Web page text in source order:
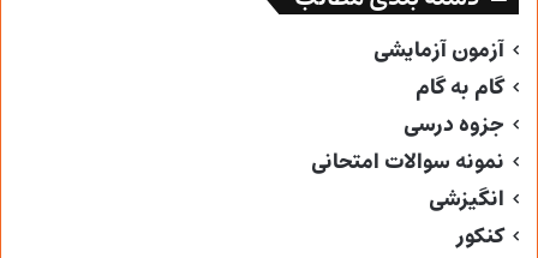
آزمون آزمایشی
گام به گام
جزوه درسی
نمونه سوالات امتحانی
انگیزشی
کنکور